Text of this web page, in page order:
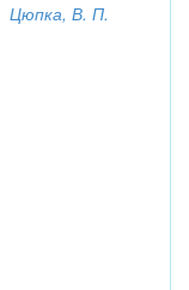
Цюпка, В. П.